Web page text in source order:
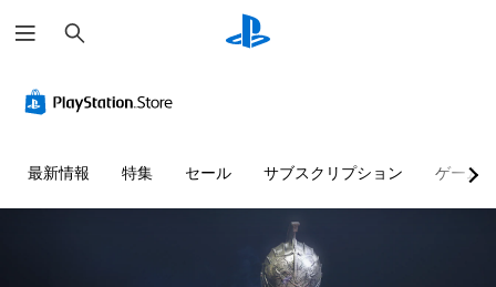
索
最新情報 特集 セール サブスクリプション ゲーム